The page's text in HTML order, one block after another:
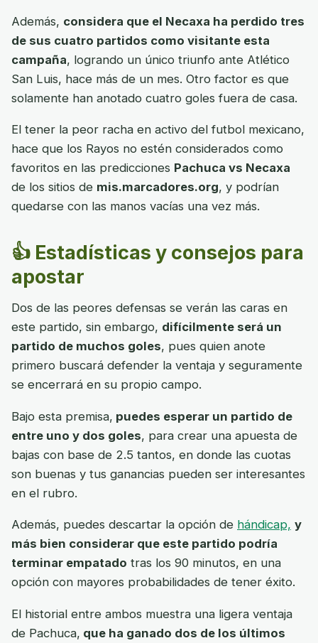
Además, considera que el Necaxa ha perdido tres
de sus cuatro partidos como visitante esta
campaña, logrando un único triunfo ante Atlético
San Luis, hace más de un mes. Otro factor es que
solamente han anotado cuatro goles fuera de casa.
El tener la peor racha en activo del futbol mexicano,
hace que los Rayos no estén considerados como
favoritos en las predicciones Pachuca vs Necaxa
de los sitios de mis.marcadores.org, y podrían
quedarse con las manos vacías una vez más.
👍 Estadísticas y consejos para
apostar
Dos de las peores defensas se verán las caras en
este partido, sin embargo, difícilmente será un
partido de muchos goles, pues quien anote
primero buscará defender la ventaja y seguramente
se encerrará en su propio campo.
Bajo esta premisa, puedes esperar un partido de
entre uno y dos goles, para crear una apuesta de
bajas con base de 2.5 tantos, en donde las cuotas
son buenas y tus ganancias pueden ser interesantes
en el rubro.
Además, puedes descartar la opción de hándicap, y
más bien considerar que este partido podría
terminar empatado tras los 90 minutos, en una
opción con mayores probabilidades de tener éxito.
El historial entre ambos muestra una ligera ventaja
de Pachuca, que ha ganado dos de los últimos